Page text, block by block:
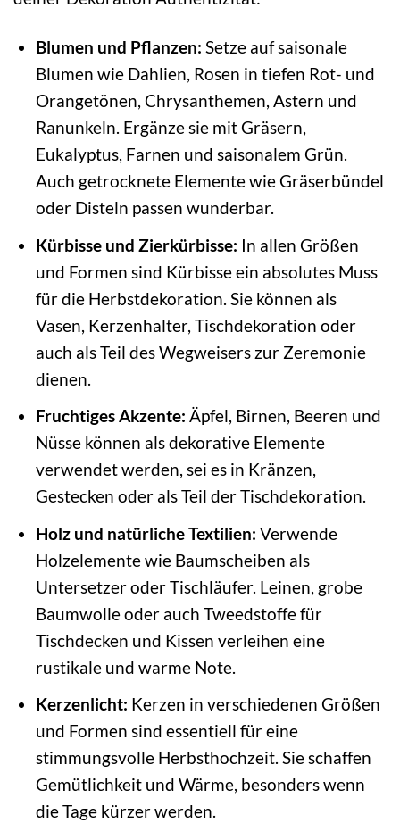
Blumen und Pflanzen: Setze auf saisonale
Blumen wie Dahlien, Rosen in tiefen Rot- und
Orangetönen, Chrysanthemen, Astern und
Ranunkeln. Ergänze sie mit Gräsern,
Eukalyptus, Farnen und saisonalem Grün.
Auch getrocknete Elemente wie Gräserbündel
oder Disteln passen wunderbar.
Kürbisse und Zierkürbisse: In allen Größen
und Formen sind Kürbisse ein absolutes Muss
für die Herbstdekoration. Sie können als
Vasen, Kerzenhalter, Tischdekoration oder
auch als Teil des Wegweisers zur Zeremonie
dienen.
Fruchtiges Akzente: Äpfel, Birnen, Beeren und
Nüsse können als dekorative Elemente
verwendet werden, sei es in Kränzen,
Gestecken oder als Teil der Tischdekoration.
Holz und natürliche Textilien: Verwende
Holzelemente wie Baumscheiben als
Untersetzer oder Tischläufer. Leinen, grobe
Baumwolle oder auch Tweedstoffe für
Tischdecken und Kissen verleihen eine
rustikale und warme Note.
Kerzenlicht: Kerzen in verschiedenen Größen
und Formen sind essentiell für eine
stimmungsvolle Herbsthochzeit. Sie schaffen
Gemütlichkeit und Wärme, besonders wenn
die Tage kürzer werden.